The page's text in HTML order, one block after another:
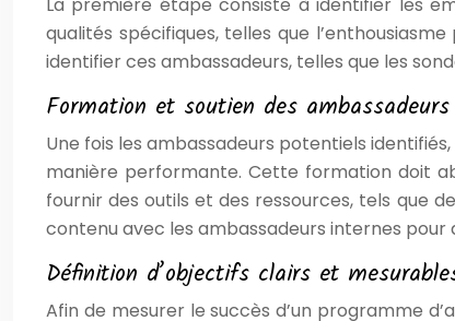
qualités spécifiques, telles que
identifier ces ambassadeurs, telles que les
Formation et soutien des ambassadeurs
Une fois les ambassadeurs potentiels
manière performante. Cette formation doit
fournir des outils et des ressources, tels que
contenu avec les ambassadeurs internes
Définition d’objectifs clairs et
Afin de mesurer le succès d’un programme